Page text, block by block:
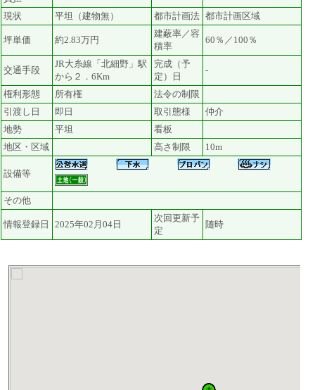
現状 平坦（建物無） 都市計画法 都市計画区域
坪単価 約2.83万円
建蔽率／容
積率
60％／100％
交通手段
JR大糸線「北細野」駅
から２．6Km
完成（予
定）日
-
権利形態 所有権
法令の制限
引渡し日
即日 取引態様
仲介
地勢
平坦
看板
地区・区域
高さ制限 10m
設備等
その他
情報登録日 2025年02月04日
次回更新予
定
随時